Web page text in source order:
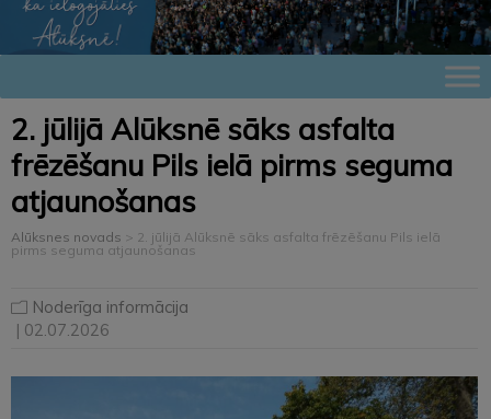
2. jūlijā Alūksnē sāks asfalta
frēzēšanu Pils ielā pirms seguma
atjaunošanas
Alūksnes novads > 2. jūlijā Alūksnē sāks asfalta frēzēšanu Pils ielā
pirms seguma atjaunošanas
Noderīga informācija
| 02.07.2026